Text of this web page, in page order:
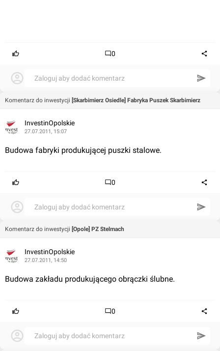
0
Zaloguj aby dodać komentarz
Komentarz do inwestycji [Skarbimierz Osiedle] Fabryka Puszek Skarbimierz
InvestinOpolskie
27.07.2011, 15:07
Budowa fabryki produkującej puszki stalowe.
0
Zaloguj aby dodać komentarz
Komentarz do inwestycji [Opole] PZ Stelmach
InvestinOpolskie
27.07.2011, 14:50
Budowa zakładu produkującego obrączki ślubne.
0
Zaloguj aby dodać komentarz